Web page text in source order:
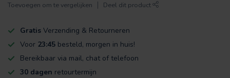
Toevoegen om te vergelijken Deel dit product
Gratis Verzending & Retourneren
Voor 23:45 besteld, morgen in huis!
Bereikbaar via mail, chat of telefoon
30 dagen retourtermijn